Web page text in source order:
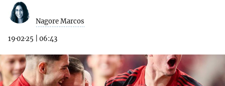
Nagore Marcos
19·02·25 06:43